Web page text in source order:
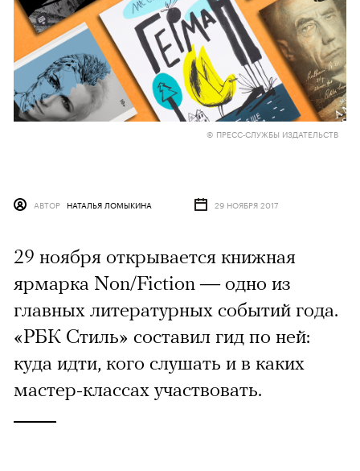
© ПРЕСС-СЛУЖБЫ ИЗДАТЕЛЬСТВ
АВТОР НАТАЛЬЯ ЛОМЫКИНА 29 НОЯБРЯ 2017
29 ноября открывается книжная
ярмарка Non/Fiction — одно из
главных литературных событий года.
«РБК Стиль» составил гид по ней:
куда идти, кого слушать и в каких
мастер-классах участвовать.